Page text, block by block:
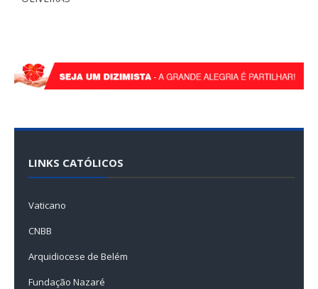
LINKS CATÓLICOS
Vaticano
CNBB
Arquidiocese de Belém
Fundação Nazaré